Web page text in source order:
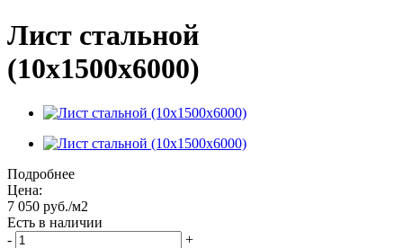
Лист стальной
(10х1500х6000)
Подробнее
Цена:
7 050 руб./м2
Есть в наличии
-
+